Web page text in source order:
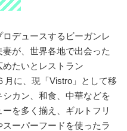
デュースするビーガンレ
が、世界各地で出会った
たいとレストラン
月に、現「Vistro」として移
カン、和食、中華などを
を多く揃え、ギルトフリ
ーパーフードを使ったラ